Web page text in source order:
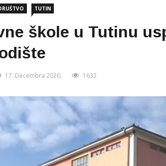
TUTIN
škole u Tutinu
17. Decembra 2020. 1632